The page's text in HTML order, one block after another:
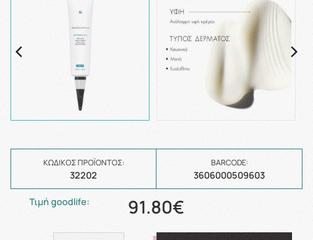
ΚΩΔΙΚΌΣ ΠΡΟΪΌΝΤΟΣ:
32202
BARCODE:
3606000509603
Τιμή goodlife: 91.80€